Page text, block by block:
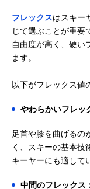
フレックスはスキー
じて選ぶことが重要
自由度が高く、硬い
ます。
以下がフレックス値
やわらかいフレッ
足首や膝を曲げるの
く、スキーの基本技
キーヤーにも適して
中間のフレックス